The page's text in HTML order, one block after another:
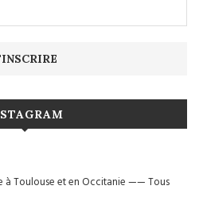
à Toulouse et en Occitanie——Tous